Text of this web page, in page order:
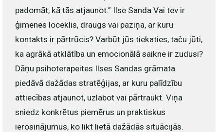
padomāt, kā tās atjaunot.” Ilse Sanda Vai tev ir
ģimenes loceklis, draugs vai paziņa, ar kuru
kontakts ir pārtrūcis? Varbūt jūs tiekaties, taču jūti,
ka agrākā atklātība un emocionālā saikne ir zudusi?
Dāņu psihoterapeites Ilses Sandas grāmata
piedāvā dažādas stratēģijas, ar kuru palīdzību
attiecības atjaunot, uzlabot vai pārtraukt. Viņa
sniedz konkrētus piemērus un praktiskus
ierosinājumus, ko likt lietā dažādās situācijās.